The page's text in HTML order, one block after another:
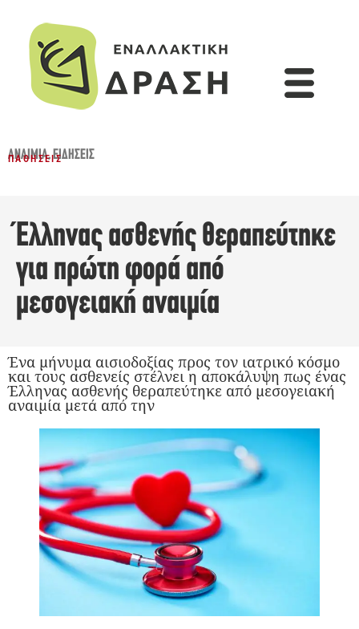
ΑΝΑΙΜΊΑ,ΕΙΔΉΣΕΙΣ
ΠΑΘΉΣΕΙΣ
Έλληνας ασθενής θεραπεύτηκε
για πρώτη φορά από
μεσογειακή αναιμία
Ένα μήνυμα αισιοδοξίας προς τον ιατρικό κόσμο
και τους ασθενείς στέλνει η αποκάλυψη πως ένας
Έλληνας ασθενής θεραπεύτηκε από μεσογειακή
αναιμία μετά από την